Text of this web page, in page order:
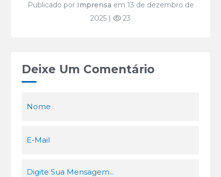
Publicado por Imprensa em 13 de dezembro de
2025 |
23
Deixe Um Comentário